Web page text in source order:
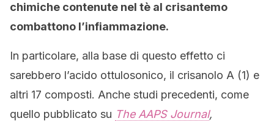
chimiche contenute nel tè al crisantemo
combattono l’infiammazione.
In particolare, alla base di questo effetto ci
sarebbero l’acido ottulosonico, il crisanolo A (1) e
altri 17 composti. Anche studi precedenti, come
quello pubblicato su The AAPS Journal,